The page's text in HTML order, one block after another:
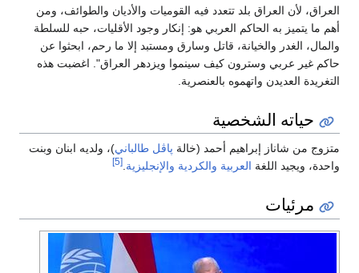
العراق، لأن العراق بلد تتعدد فيه القوميات والأديان والطوائف، ومن
أهم ما يتميز به الحاكم العربي هو: إنكار وجود الأقليات، حبه للسلطة
والمال، الغدر والخيانة، قاتل وسارق ومستبد إلا ما رحم، ابحثوا عن
حاكم غير عربي وسترون كيف سينموا ويزدهر العراق". اغضبت هذه
التغريدة العديدن واتهموه بالعنصرية.
حياته الشخصية
متزوج من شاناز إبراهيم أحمد (خالة پاڤل طالباني)، ولديه ابنان وبنت
واحدة، ويجيد اللغة العربية والكردية والإنجليزية.
[5]
مرئيات